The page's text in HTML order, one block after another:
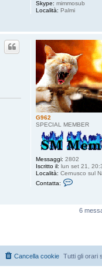
Skype: mimmosub
Località: Palmi
G962
SPECIAL MEMBER
Messaggi: 2802
Iscritto il: lun set 21,
Località: Cernusco sul
Contatta:
2
6
Tutti gli orari
Cancella cookie